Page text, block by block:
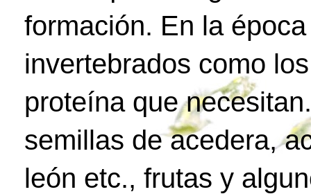
formación. En la
invertebrados como
proteína que
semillas de acedera,
león etc., frutas y